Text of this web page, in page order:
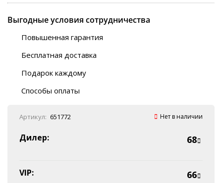
Выгодные условия сотрудничества
Повышенная гарантия
Бесплатная доставка
Автобусы (по ЮФО)
“BlaBlaCar” (по ЮФО)
Подарок каждому
Способы оплаты
Наличные
Эквайринг
Оплата на P/C
Артикул: 651772 Нет в наличии
Дилер: 68
VIP: 66